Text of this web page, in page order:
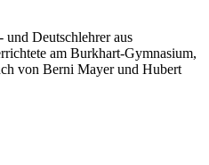
und Deutschlehrer aus
am Burkhart-Gymnasium,
von Berni Mayer und Hubert